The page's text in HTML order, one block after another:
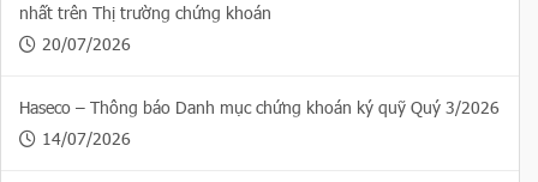
nhất trên Thị trường chứng khoán
20/07/2026
Haseco – Thông báo Danh mục chứng khoán ký quỹ Quý 3/2026
14/07/2026